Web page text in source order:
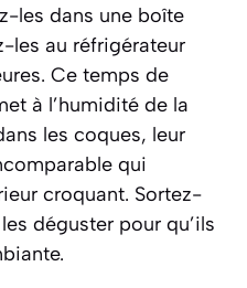
les dans une boîte
les au réfrigérateur
Ce temps de
à l’humidité de la
les coques, leur
qui
croquant. Sortez-
déguster pour qu’ils